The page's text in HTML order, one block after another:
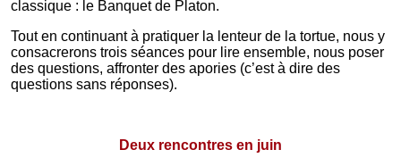
classique : le Banquet de Platon.
Tout en continuant à pratiquer la lenteur de la tortue, nous y
consacrerons trois séances pour lire ensemble, nous poser
des questions, affronter des apories (c’est à dire des
questions sans réponses).
Deux rencontres en juin